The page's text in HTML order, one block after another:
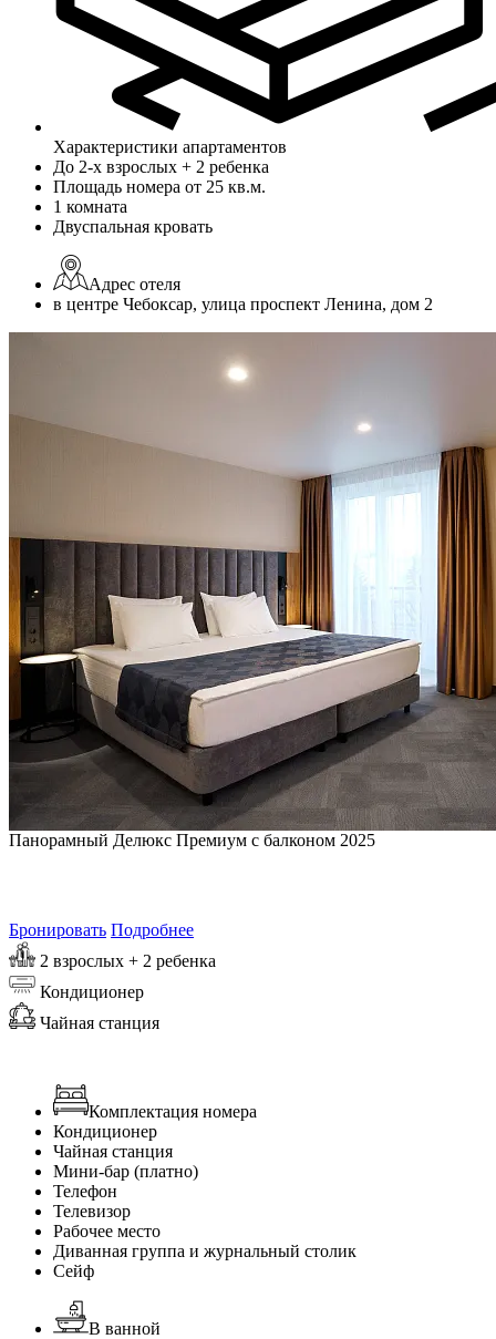
Характеристики апартаментов
До 2-х взрослых + 2 ребенка
Площадь номера от 25 кв.м.
1 комната
Двуспальная кровать
Адрес отеля
в центре Чебоксар, улица проспект Ленина, дом 2
Панорамный Делюкс Премиум с балконом 2025
Бронировать Подробнее
2 взрослых + 2 ребенка
Кондиционер
Чайная станция
Комплектация номера
Кондиционер
Чайная станция
Мини-бар (платно)
Телефон
Телевизор
Рабочее место
Диванная группа и журнальный столик
Сейф
В ванной